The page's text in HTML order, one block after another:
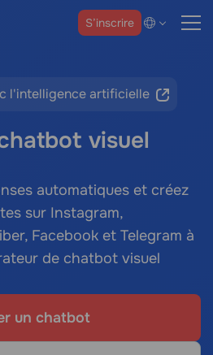
S’inscrire
l'intelligence artificielle
visuel
automatiques et créez
sur Instagram,
Facebook et Telegram à
de chatbot visuel
un chatbot